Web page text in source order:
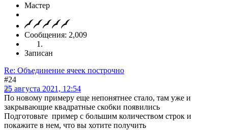
Мастер
Сообщения: 2,009
Записан
Re: Объединение ячеек построчно
#24
25 августа 2021, 12:54
По новому примеру еще непонятнее стало, там уже и
закрывающие квадратные скобки появились
Подготовьте пример с большим количеством строк и
покажите в нем, что вы хотите получить